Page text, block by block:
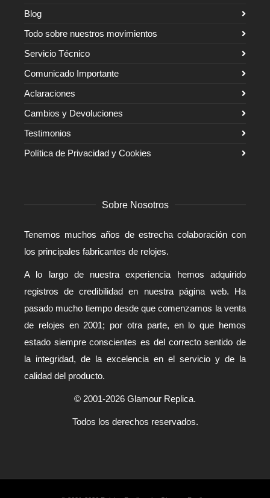
Blog
Todo sobre nuestros movimientos
Servicio Técnico
Comunicado Importante
Aclaraciones
Cambios y Devoluciones
Testimonios
Política de Privacidad y Cookies
Sobre Nosotros
Tenemos muchos años de estrecha colaboración con
los principales fabricantes de relojes.
A lo largo de nuestra experiencia hemos adquirido
registros de credibilidad en nuestra página web. Ha
pasado mucho tiempo desde que comenzamos la venta
de relojes en 2001; por otra parte, en lo que hemos
estado siempre conscientes es del correcto sentido de
la integridad, de la excelencia en el servicio y de la
calidad del producto.
© 2001-2026 Glamour Replica.
Todos los derechos reservados.